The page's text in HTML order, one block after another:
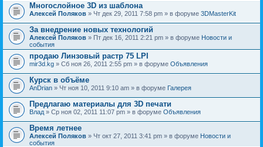
Многослойное 3D из шаблона
Алексей Поляков » Чт дек 29, 2011 7:58 pm » в форуме 3DMasterKit
За внедрение новых технологий
Алексей Поляков » Пт дек 16, 2011 2:21 pm » в форуме Новости и
события
продаю Линзовый растр 75 LPI
mir3d.kg » Сб ноя 26, 2011 2:55 pm » в форуме Объявления
Курск в объёме
AnDrian » Чт ноя 10, 2011 9:10 am » в форуме Галерея
Предлагаю материалы для 3D печати
Влад » Ср ноя 02, 2011 11:07 pm » в форуме Объявления
Время летнее
Алексей Поляков » Чт окт 27, 2011 3:41 pm » в форуме Новости и
события